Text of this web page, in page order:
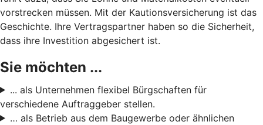
vorstrecken müssen. Mit der Kautionsversicherung ist das
Geschichte. Ihre Vertragspartner haben so die Sicherheit,
dass ihre Investition abgesichert ist.
Sie möchten ...
... als Unternehmen flexibel Bürgschaften für
verschiedene Auftraggeber stellen.
… als Betrieb aus dem Baugewerbe oder ähnlichen